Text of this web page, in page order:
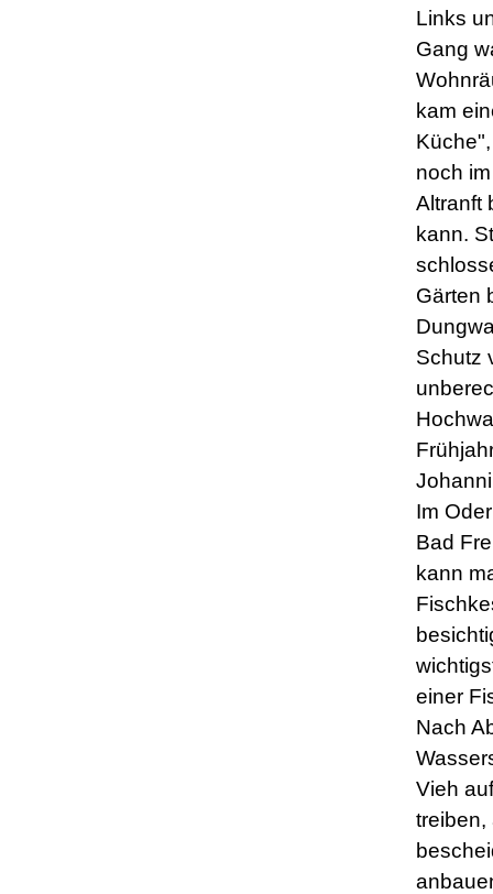
Links
Gang
kam
noch
Altranft
kann.
Gärten
Schutz
Im
Bad
kann
einer
Nach
Vieh
treiben,